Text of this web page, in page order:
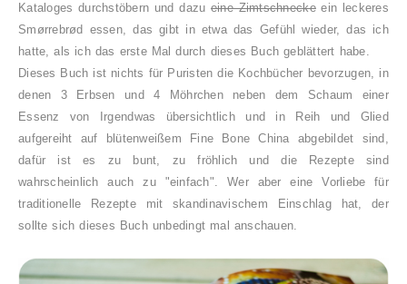
Kataloges durchstöbern und dazu eine Zimtschneckeein leckeres
Smørrebrød essen, das gibt in etwa das Gefühl wieder, das ich
hatte, als ich das erste Mal durch dieses Buch geblättert habe.
Dieses Buch ist nichts für Puristen die Kochbücher bevorzugen, in
denen 3 Erbsen und 4 Möhrchen neben dem Schaum einer
Essenz von Irgendwas übersichtlich und in Reih und Glied
aufgereiht auf blütenweißem Fine Bone China abgebildet sind,
dafür ist es zu bunt, zu fröhlich und die Rezepte sind
wahrscheinlich auch zu "einfach". Wer aber eine Vorliebe für
traditionelle Rezepte mit skandinavischem Einschlag hat, der
sollte sich dieses Buch unbedingt mal anschauen.